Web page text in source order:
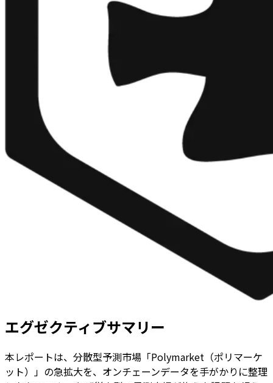
エグゼクティブサマリー
本レポートは、分散型予測市場「Polymarket（ポリマーケ
ット）」の急拡大を、オンチェーンデータを手がかりに整理